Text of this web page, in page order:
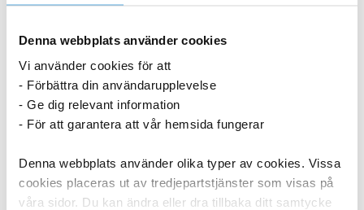
Denna webbplats använder cookies
Vi använder cookies för att
- Förbättra din användarupplevelse
- Ge dig relevant information
- För att garantera att vår hemsida fungerar
Denna webbplats använder olika typer av cookies. Vissa
cookies placeras ut av tredjepartstjänster som visas på
våra sidor. Du kan ändra eller dra tillbaka ditt samtycke